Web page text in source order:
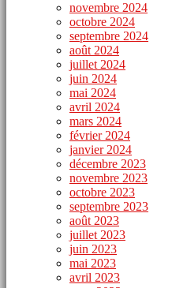
novembre 2024
octobre 2024
septembre 2024
août 2024
juillet 2024
juin 2024
mai 2024
avril 2024
mars 2024
février 2024
janvier 2024
décembre 2023
novembre 2023
octobre 2023
septembre 2023
août 2023
juillet 2023
juin 2023
mai 2023
avril 2023